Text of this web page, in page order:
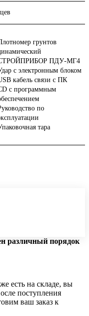
грунтов
ПДУ-МГ4
с электронным блоком
кабель связи с ПК
с программным
по
тара
различный порядок
есть на складе, вы
поступления
ваш заказ к